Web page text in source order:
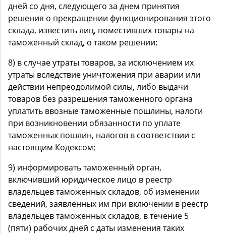
дней со дня, следующего за днем принятия
решения о прекращении функционирования этого
склада, известить лиц, поместивших товары на
таможенный склад, о таком решении;
8) в случае утраты товаров, за исключением их
утраты вследствие уничтожения при аварии или
действии непреодолимой силы, либо выдачи
товаров без разрешения таможенного органа
уплатить ввозные таможенные пошлины, налоги
при возникновении обязанности по уплате
таможенных пошлин, налогов в соответствии с
настоящим Кодексом;
9) информировать таможенный орган,
включивший юридическое лицо в реестр
владельцев таможенных складов, об изменении
сведений, заявленных им при включении в реестр
владельцев таможенных складов, в течение 5
(пяти) рабочих дней с даты изменения таких